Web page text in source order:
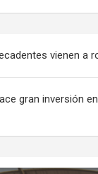
vienen a
gran inversión